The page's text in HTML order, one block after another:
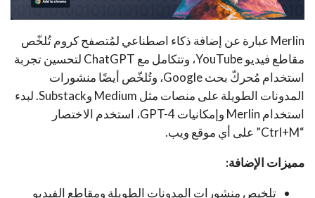
Merlin عبارة عن إضافة ذكاء اصطناعي لمُتصفح كروم تُلخّص
مقاطع فيديو YouTube، وتتكامل مع ChatGPT لتحسين تجربة
استخدام مُحركّ بحث Google، وتُلخّص أيضًا منشورات
المدونات الطويلة على منصات مثل Medium وSubstack. لبدء
استخدام Merlin وإمكانيات GPT-4، استخدم الاختصار
“Ctrl+M” على أي موقع ويب.
مميزات الإضافة:
تلخيص منشورات المدونات الطويلة ومقاطع الفيديو